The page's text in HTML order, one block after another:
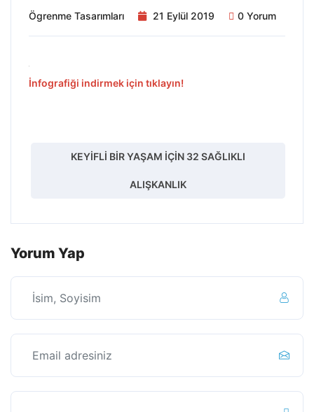
Ögrenme Tasarımları 21 Eylül 2019 0 Yorum
İnfografiği indirmek için tıklayın!
KEYIFLI BIR YAŞAM İÇIN 32 SAĞLIKLI
ALIŞKANLIK
Yorum Yap